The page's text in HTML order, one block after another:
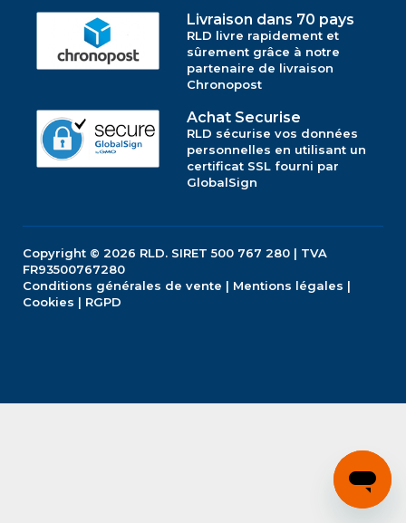
Livraison dans 70 pays
RLD livre rapidement et
sûrement grâce à notre
partenaire de livraison
Chronopost
Achat Securise
RLD sécurise vos données
personnelles en utilisant un
certificat SSL fourni par
GlobalSign
Copyright © 2026 RLD. SIRET 500 767 280 | TVA
FR93500767280
Conditions générales de vente | Mentions légales |
Cookies | RGPD